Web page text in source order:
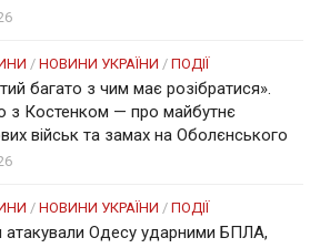
/ НОВИНИ УКРАЇНИ / ПОДІЇ
багато з чим має розібратися».
з Костенком — про майбутнє
військ та замах на Оболєнського
/ НОВИНИ УКРАЇНИ / ПОДІЇ
атакували Одесу ударними БПЛА,